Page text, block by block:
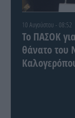
10 Αυγούστου - 08:52
Το ΠΑΣΟΚ
θάνατο του